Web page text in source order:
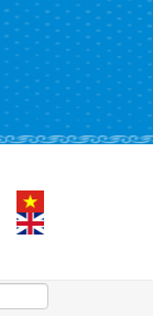
là rào cản yêu
...
dựng